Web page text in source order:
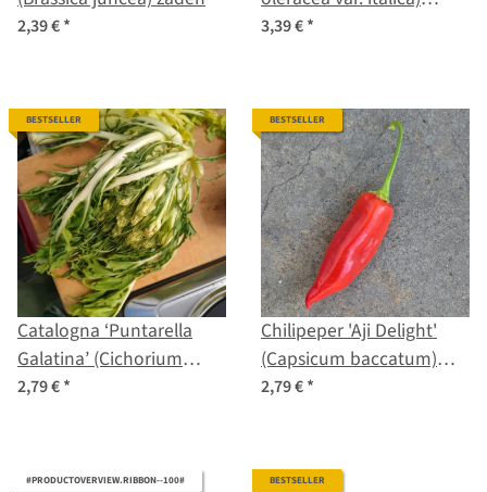
2,39 €*
biologisch zaad
3,39 €*
BESTSELLER
Catalogna ‘Puntarella
Galatina’ (Cichorium
intybus var. foliosum)
2,79 €*
BESTSELLER
Chilipeper 'Aji Delight'
(Capsicum baccatum)
bio-zaad
2,79 €*
#PRODUCTOVERVIEW.RIBBON--100# BESTSELLER